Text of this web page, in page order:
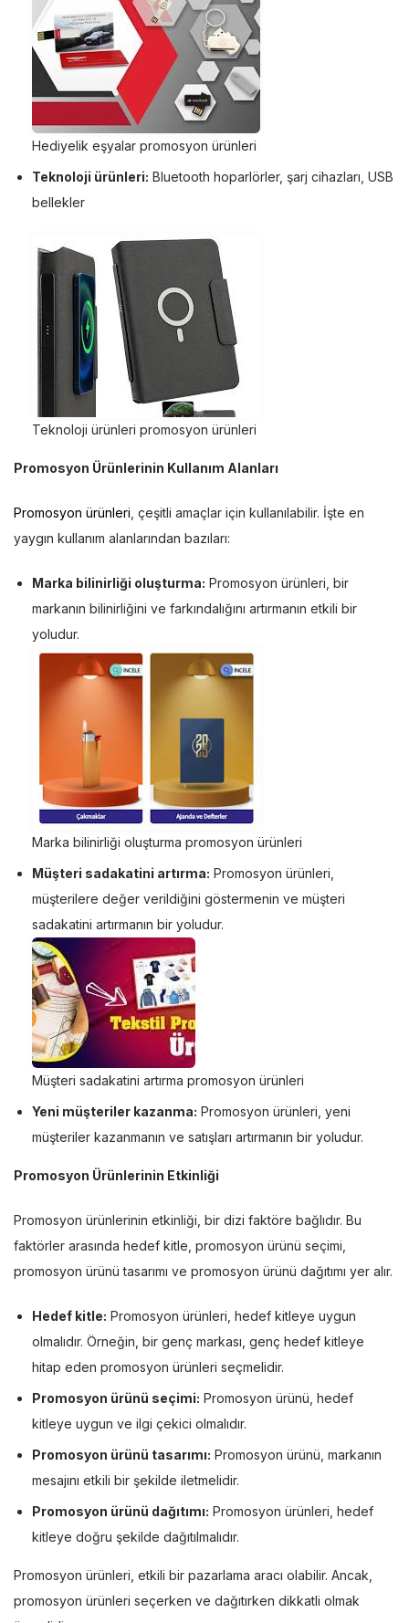
Hediyelik eşyalar promosyon ürünleri
Teknoloji ürünleri: Bluetooth hoparlörler, şarj cihazları, USB
bellekler
Teknoloji ürünleri promosyon ürünleri
Promosyon Ürünlerinin Kullanım Alanları
Promosyon ürünleri , çeşitli amaçlar için kullanılabilir. İşte en
yaygın kullanım alanlarından bazıları:
Marka bilinirliği oluşturma: Promosyon ürünleri, bir
markanın bilinirliğini ve farkındalığını artırmanın etkili bir
yoludur.
Marka bilinirliği oluşturma promosyon ürünleri
Müşteri sadakatini artırma: Promosyon ürünleri,
müşterilere değer verildiğini göstermenin ve müşteri
sadakatini artırmanın bir yoludur.
Müşteri sadakatini artırma promosyon ürünleri
Yeni müşteriler kazanma: Promosyon ürünleri, yeni
müşteriler kazanmanın ve satışları artırmanın bir yoludur.
Promosyon Ürünlerinin Etkinliği
Promosyon ürünlerinin etkinliği, bir dizi faktöre bağlıdır. Bu
faktörler arasında hedef kitle, promosyon ürünü seçimi,
promosyon ürünü tasarımı ve promosyon ürünü dağıtımı yer alır.
Hedef kitle: Promosyon ürünleri, hedef kitleye uygun
olmalıdır. Örneğin, bir genç markası, genç hedef kitleye
hitap eden promosyon ürünleri seçmelidir.
Promosyon ürünü seçimi: Promosyon ürünü, hedef
kitleye uygun ve ilgi çekici olmalıdır.
Promosyon ürünü tasarımı: Promosyon ürünü, markanın
mesajını etkili bir şekilde iletmelidir.
Promosyon ürünü dağıtımı: Promosyon ürünleri, hedef
kitleye doğru şekilde dağıtılmalıdır.
Promosyon ürünleri, etkili bir pazarlama aracı olabilir. Ancak,
promosyon ürünleri seçerken ve dağıtırken dikkatli olmak